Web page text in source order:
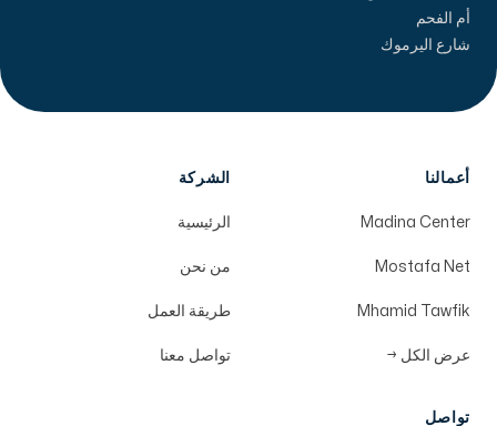
أم الفحم
شارع اليرموك
أعمالنا
Madina Center
Mostafa Net
Mhamid Tawfik
عرض الكل →
الشركة
الرئيسية
من نحن
طريقة العمل
تواصل معنا
تواصل